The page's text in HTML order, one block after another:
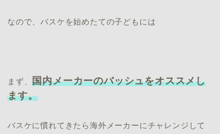
なので、バスケを始めたての子どもには
まず、国内メーカーのバッシュをオススメし
ます。
バスケに慣れてきたら海外メーカーにチャレンジして